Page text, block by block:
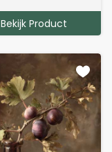
Bekijk Product